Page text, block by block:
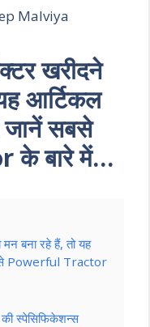
Malviya
खरीदने
आर्टिकल
जानें सबसे
के बारे में…
बना रहे हैं, तो यह
Powerful Tractor
की स्पेसिफिकेशन्स